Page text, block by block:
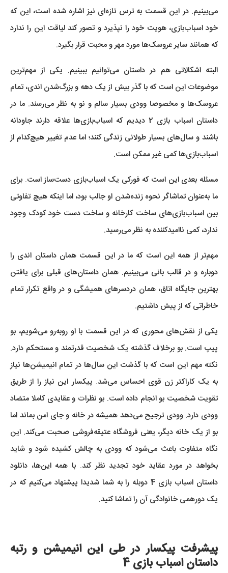
می‌بینیم. در این قسمت به ترس تازه‌ای نیز اشاره شده است، این که
خود اسباب‌بازی، هویت خود را نپذیرد و تصور کند لیاقت این را ندارد
که همانند سایر عروسک‌ها مورد مهر و محبت قرار بگیرد.
البته اشکالاتی هم در داستان می‌توانیم ببینیم. یکی از مهم‌ترین
موضوعات این است که با گذر بیش از یک دهه و بزرگ‌شدن اندی، تمام
عروسک‌ها و مخصوصا وودی بسیار سالم و نو به نظر می‌رسند. ما در
داستان اسباب بازی 2 دیدیم که اسباب‌بازی‌ها علاقه دارند جاودانه
باشند و سال‌های بسیار طولانی زندگی کنند؛ اما عدم تغییر هیچ‌کدام از
اسباب‌بازی‌ها کمی غیر ممکن است.
مسئله بعدی این است که فورکی یک اسباب‌بازی دست‌ساز است. برای
ما به‌عنوان تماشاگر نحوه زنده‌شدن او جالب بود، اما اینکه هیچ تفاوتی
بین اسباب‌بازی‌های ساخت کارخانه و ساخت دست خود کودک وجود
ندارد، کمی ناامیدکننده به نظر می‌رسید.
مهم‌تر از همه این است که ما در این قسمت همان داستان اندی را
دوباره و در قالب بانی می‌بینیم. همان داستان‌های قبلی برای یافتن
بهترین جایگاه اتاق، همان دردسرهای همیشگی و در واقع تکرار تمام
خاطراتی که از پیش داشتیم.
یکی از نقش‌های محوری که در این قسمت با او روبه‌رو می‌شویم، بو
پیپ است. بو برخلاف گذشته یک شخصیت قدرتمند و مستحکم دارد.
نکته مهم این است که با گذشت این سال‌ها در تمام انیمیشن‌ها نیاز
به یک کاراکتر زن قوی احساس می‌شد. پیکسار این نیاز را از طریق
تقویت شخصیت بو انجام داده است. بو نظرات و عقایدی کاملا متضاد
وودی دارد. وودی ترجیح می‌دهد همیشه در خانه و جای امن بماند اما
بو از یک خانه دیگر، یعنی فروشگاه عتیقه‌فروشی صحبت می‌کند. این
نگاه متفاوت باعث می‌شود که وودی به چالش کشیده شود و شاید
بخواهد در مورد عقاید خود تجدید نظر کند. با همه این‌ها، دانلود
داستان اسباب بازی 4 دوبله را به شما شدیدا پیشنهاد می‌کنیم که در
یک دورهمی خانوادگی آن را تماشا کنید.
پیشرفت پیکسار در طی این انیمیشن و رتبه
داستان اسباب بازی 4